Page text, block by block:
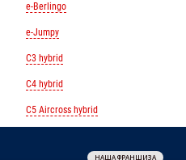
e-Berlingo
e-Jumpy
C3 hybrid
C4 hybrid
C5 Aircross hybrid
НАША ФРАНШИЗА